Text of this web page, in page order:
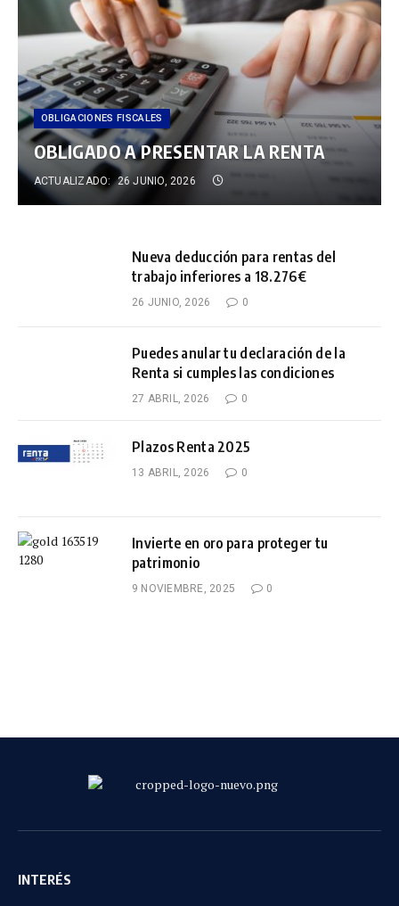
OBLIGACIONES FISCALES
OBLIGADO A PRESENTAR LA RENTA
ACTUALIZADO: 26 JUNIO, 2026
Nueva deducción para rentas del
trabajo inferiores a 18.276€
26 JUNIO, 2026 0
Puedes anular tu declaración de la
Renta si cumples las condiciones
27 ABRIL, 2026 0
Plazos Renta 2025
13 ABRIL, 2026 0
Invierte en oro para proteger tu
patrimonio
9 NOVIEMBRE, 2025 0
INTERÉS